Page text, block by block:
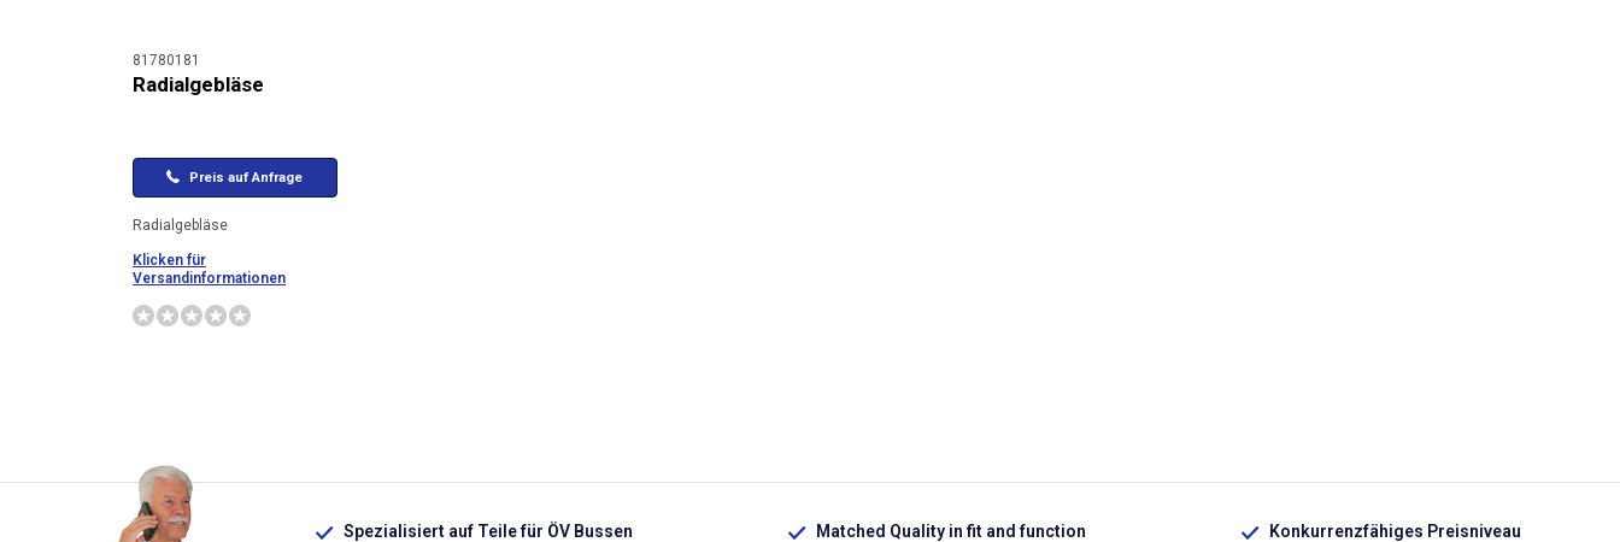
81780181
Radialgebläse
Preis auf Anfrage
Radialgebläse
Klicken für
Versandinformationen
Spezialisiert auf Teile für ÖV Bussen Matched Quality in fit and function Konkurrenzfähiges Preisniveau